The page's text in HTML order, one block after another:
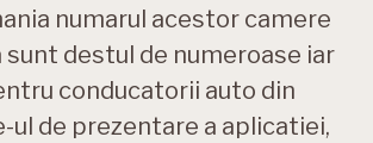
numarul acestor camere
destul de numeroase iar
conducatorii auto din
ul de prezentare a aplicatiei,